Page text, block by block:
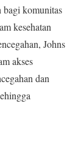
bagi komunitas
kesehatan
Johns
akses
dan